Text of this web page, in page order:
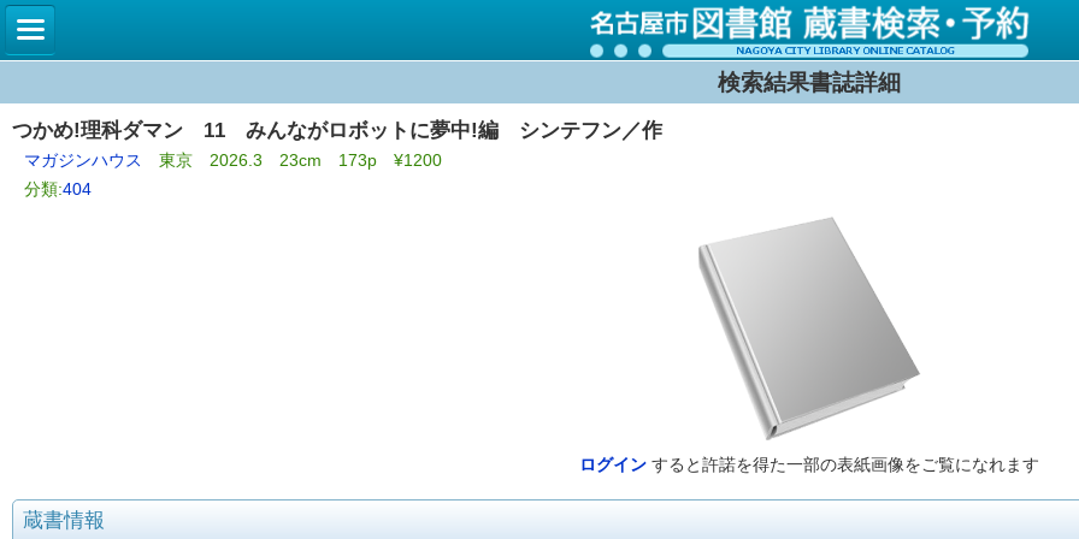
検索結果書誌詳細
つかめ!理科ダマン 11 みんながロボットに夢中!編 シンテフン／作
マガジンハウス
東京 2026.3 23cm 173p ¥1200
分類:404
ログイン すると許諾を得た一部の表紙画像をご覧になれます
蔵書情報